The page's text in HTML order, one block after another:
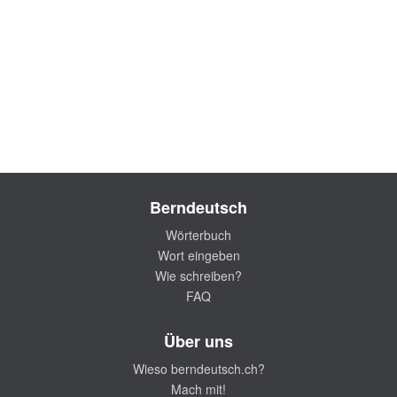
Berndeutsch
Wörterbuch
Wort eingeben
Wie schreiben?
FAQ
Über uns
Wieso berndeutsch.ch?
Mach mit!